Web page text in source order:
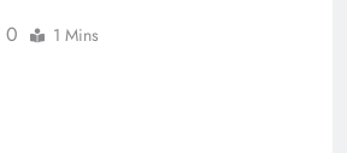
0 1 Mins